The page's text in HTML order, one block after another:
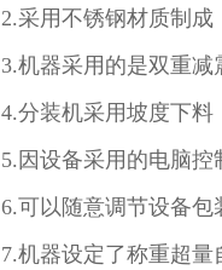
2.采用不锈钢材质制
3.机器采用的是双重
4.分装机采用坡度下
5.因设备采用的电脑
6.可以随意调节设备包
7.机器设定了称重超量